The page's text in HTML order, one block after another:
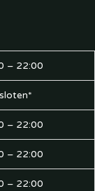
– 22:00
– 22:00
– 22:00
– 22:00